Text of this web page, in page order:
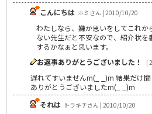
こんにちは ホミさん | 2010/10/20
わたしなら、嫌か思いをしてこれか
ない先生だと不安なので、紹介状を
するかなぁと思います。
お返事ありがとうございました！
|
遅れてすいませんm(_ _)m 結果だけ
ありがとうございましたm(_ _)m
それは トラキチさん | 2010/10/20